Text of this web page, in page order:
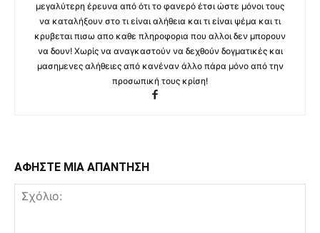
μεγαλύτερη έρευνα από ότι το φανερό έτσι ώστε μόνοι τους
να καταλήξουν στο τι είναι αλήθεια και τι είναι ψέμα και τι
κρυβεται πισω απο καθε πληροφορια που αλλοι δεν μπορουν
να δουν! Χωρίς να αναγκαστούν να δεχθούν δογματικές και
μασημενες αλήθειες από κανέναν άλλο πάρα μόνο από την
προσωπική τους κρίση!
ΑΦΗΣΤΕ ΜΙΑ ΑΠΑΝΤΗΣΗ